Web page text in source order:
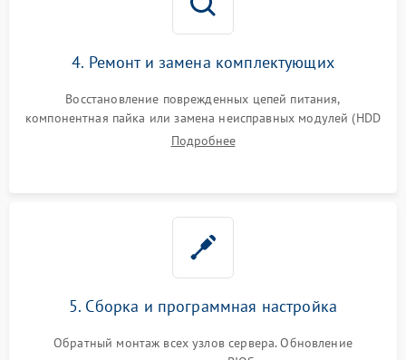
4. Ремонт и замена комплектующих
Восстановление поврежденных цепей питания,
компонентная пайка или замена неисправных модулей (HDD
Подробнее
5. Сборка и программная настройка
Обратный монтаж всех узлов сервера. Обновление